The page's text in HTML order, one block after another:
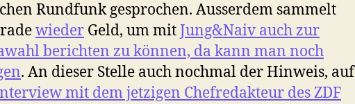
Rundfunk gesprochen. Ausserdem sammelt
wieder Geld, um mitJung&Naiv auch zur
berichten zu können, da kann man noch
. An dieser Stelle auch nochmal der Hinweis, auf
mit dem jetzigen Chefredakteur des ZDF